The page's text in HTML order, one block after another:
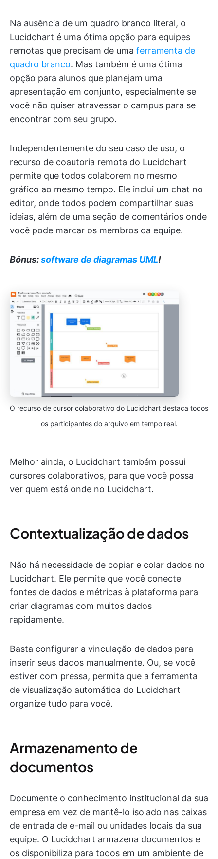
Na ausência de um quadro branco literal, o
Lucidchart é uma ótima opção para equipes
remotas que precisam de uma ferramenta de
quadro branco. Mas também é uma ótima
opção para alunos que planejam uma
apresentação em conjunto, especialmente se
você não quiser atravessar o campus para se
encontrar com seu grupo.
Independentemente do seu caso de uso, o
recurso de coautoria remota do Lucidchart
permite que todos colaborem no mesmo
gráfico ao mesmo tempo. Ele inclui um chat no
editor, onde todos podem compartilhar suas
ideias, além de uma seção de comentários onde
você pode marcar os membros da equipe.
Bônus:software de diagramas UML!
O recurso de cursor colaborativo do Lucidchart destaca todos
os participantes do arquivo em tempo real.
Melhor ainda, o Lucidchart também possui
cursores colaborativos, para que você possa
ver quem está onde no Lucidchart.
Contextualização de dados
Não há necessidade de copiar e colar dados no
Lucidchart. Ele permite que você conecte
fontes de dados e métricas à plataforma para
criar diagramas com muitos dados
rapidamente.
Basta configurar a vinculação de dados para
inserir seus dados manualmente. Ou, se você
estiver com pressa, permita que a ferramenta
de visualização automática do Lucidchart
organize tudo para você.
Armazenamento de
documentos
Documente o conhecimento institucional da sua
empresa em vez de mantê-lo isolado nas caixas
de entrada de e-mail ou unidades locais da sua
equipe. O Lucidchart armazena documentos e
os disponibiliza para todos em um ambiente de